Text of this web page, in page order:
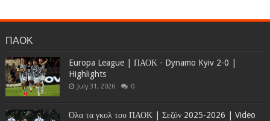
ΠΑΟΚ
Europa League | ΠΑΟΚ - Dynamo Kyiv 2-0 |
Highlights
July 31, 2026 0
Όλα τα γκολ του ΠΑΟΚ | Σεζόν 2025-2026 | Video